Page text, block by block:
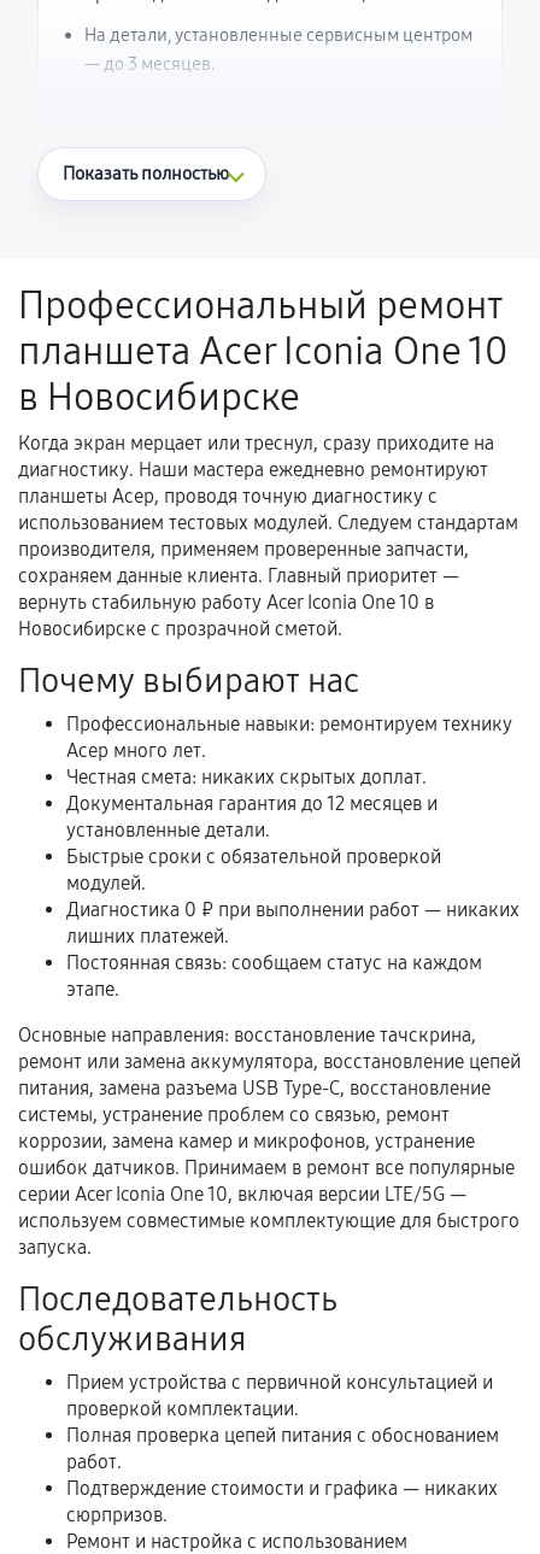
На детали, установленные сервисным центром
— до 3 месяцев.
Что считается гарантийным случаем
Поломка установленной детали при
нормальной эксплуатации в течение
гарантийного срока.
Несоответствие комплектующей заявленным
техническим характеристикам.
Документы для подтверждения
гарантии
Гарантийный талон.
услуг и сроком гарантии.
Документы на установленные комплектующие
и кассовый чек.
Расширенная гарантия
В некоторых случаях возможно оформление
расширенной гарантии. Стоимость, сроки и
условия продления согласовываются отдельно и
фиксируются в документах.
Когда гарантия не действует
Нарушение правил эксплуатации,
механические повреждения, попадание влаги,
перегрев, коррозия.
Самостоятельный ремонт или вмешательство
Естественный износ деталей, если иное не
предусмотрено отдельно.
Обращение после окончания гарантийного
срока.
Программные сбои, если это не указано в
отдельных условиях.
Показать полностью
Профессиональный ремонт
планшета Acer Iconia One 10
в Новосибирске
Когда экран мерцает или треснул, сразу приходите на
диагностику. Наши мастера ежедневно ремонтируют
планшеты Асер, проводя точную диагностику с
использованием тестовых модулей. Следуем стандартам
производителя, применяем проверенные запчасти,
сохраняем данные клиента. Главный приоритет —
вернуть стабильную работу Acer Iconia One 10 в
Новосибирске с прозрачной сметой.
Почему выбирают нас
Профессиональные навыки: ремонтируем технику
Асер много лет.
Честная смета: никаких скрытых доплат.
Документальная гарантия до 12 месяцев и
установленные детали.
Быстрые сроки с обязательной проверкой
модулей.
Диагностика 0 ₽ при выполнении работ — никаких
лишних платежей.
Постоянная связь: сообщаем статус на каждом
этапе.
Основные направления: восстановление тачскрина,
ремонт или замена аккумулятора, восстановление цепей
питания, замена разъема USB Type-C, восстановление
системы, устранение проблем со связью, ремонт
коррозии, замена камер и микрофонов, устранение
ошибок датчиков. Принимаем в ремонт все популярные
серии Acer Iconia One 10, включая версии LTE/5G —
используем совместимые комплектующие для быстрого
запуска.
Последовательность
обслуживания
Прием устройства с первичной консультацией и
проверкой комплектации.
Полная проверка цепей питания с обоснованием
работ.
Подтверждение стоимости и графика — никаких
сюрпризов.
Ремонт и настройка с использованием